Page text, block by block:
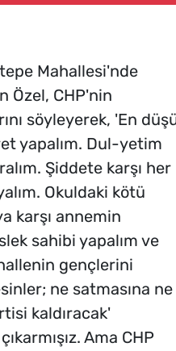
Mahallesi'nde
Özel, CHP'nin
söyleyerek, 'En
yapalım. Dul-yetim
Şiddete karşı her
Okuldaki kötü
karşı annemin
sahibi yapalım ve
gençlerini
ne satmasına ne
kaldıracak'
Ama CHP